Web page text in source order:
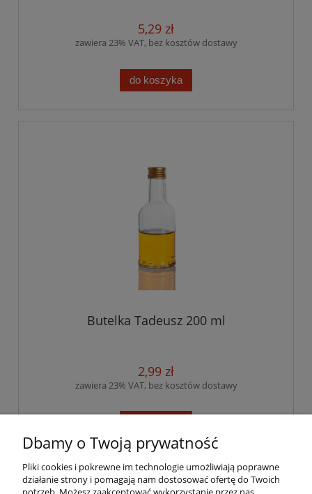
5,29 zł
zawiera 23% VAT, bez kosztów dostawy
do koszyka
Butelka Tadeusz 200 ml
2,99 zł
zawiera 23% VAT, bez kosztów dostawy
« 1 2 3 »
Dbamy o Twoją prywatność
Pliki cookies i pokrewne im technologie umożliwiają poprawne
działanie strony i pomagają nam dostosować ofertę do Twoich